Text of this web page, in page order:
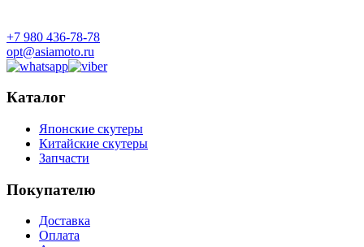
+7 980 436-78-78
opt@asiamoto.ru
Каталог
Японские скутеры
Китайские скутеры
Запчасти
Покупателю
Доставка
Оплата